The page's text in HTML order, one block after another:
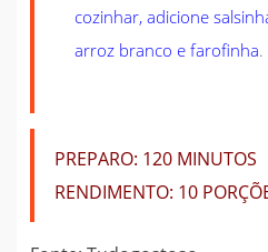
cozinhar, adicione
arroz branco e farofinha.
PREPARO: 120 MINUTOS
RENDIMENTO: 10